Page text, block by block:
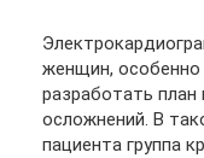
женщин, особенно
разработать план
осложнений. В
пациента группа